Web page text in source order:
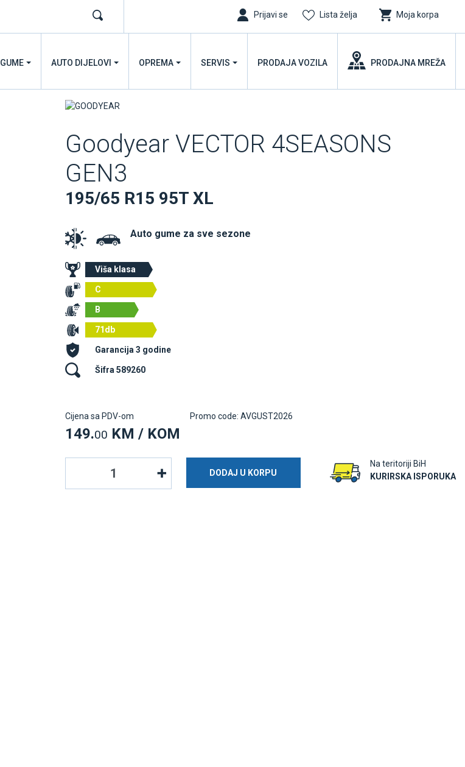
Prijavi se Lista želja Moja korpa
GUME AUTO DIJELOVI OPREMA SERVIS PRODAJA VOZILA PRODAJNA MREŽA
Goodyear VECTOR 4SEASONS
GEN3
195/65 R15 95T XL
Auto gume za sve sezone
Viša klasa
C
B
71db
Garancija 3 godine
Šifra 589260
Cijena sa PDV-om
149.00 KM / KOM
Promo code: AVGUST2026
DODAJ U KORPU
Na teritoriji BiH
KURIRSKA ISPORUKA